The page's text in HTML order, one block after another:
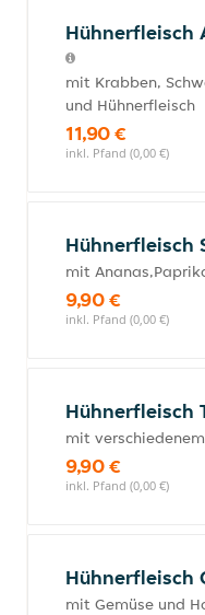
Hühnerfleisch
mit Krabben,
und Hühnerfleisch
11,90 €
inkl. Pfand (0,00 €)
Hühnerfleisch
mit
9,90 €
inkl. Pfand (0,00 €)
Hühnerfleisch
mit
9,90 €
inkl. Pfand (0,00 €)
Hühnerfleisch
mit Gemüse und